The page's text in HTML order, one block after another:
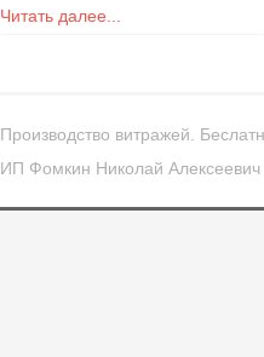
Читать далее...
Производство витражей.
ИП Фомкин Николай